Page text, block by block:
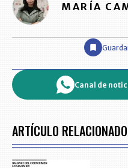
MARÍA
Canal de
ARTÍCULO RELACIONADO